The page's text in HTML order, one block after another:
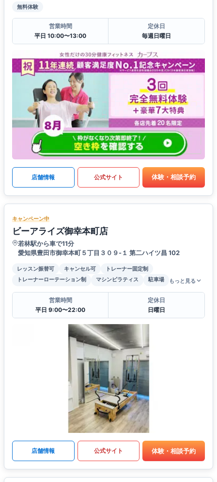
無料体験
営業時間
平日 10:00〜13:00
定休日
毎週日曜日
店舗情報 公式サイト 体験・相談予約
キャンペーン中
ビーアライズ御幸本町店
若林駅から車で11分
愛知県豊田市御幸本町５丁目３０９-１ 第二ハイツ昌 102
レッスン振替可 キャンセル可
トレーナー固定制
トレーナーローテーション制
マシンピラティス 駐車場 もっと見る
営業時間
平日 9:00〜22:00
定休日
日曜日
店舗情報 公式サイト 体験・相談予約